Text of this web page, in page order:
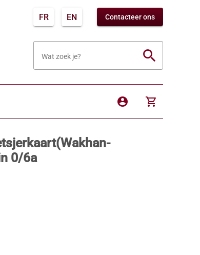
FR EN Contacteer ons
Wat zoek je? search
account_circle shopping_cart
0/6a